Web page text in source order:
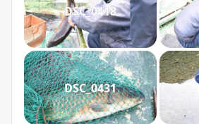
DSC_0418
DSC_0431